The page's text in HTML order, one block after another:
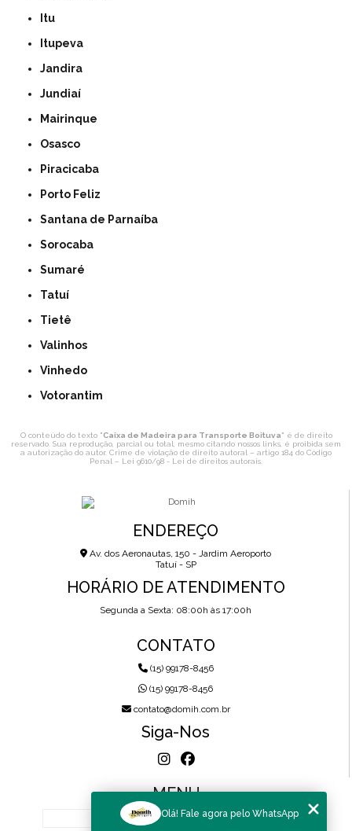
Itu
Itupeva
Jandira
Jundiaí
Mairinque
Osasco
Piracicaba
Porto Feliz
Santana de Parnaíba
Sorocaba
Sumaré
Tatuí
Tietê
Valinhos
Vinhedo
Votorantim
O conteúdo do texto "Caixa de Madeira para Transporte Boituva" é de direito
reservado. Sua reprodução, parcial ou total, mesmo citando nossos links, é proibida sem
a autorização do autor. Crime de violação de direito autoral – artigo 184 do Código
Penal – Lei 9610/98 - Lei de direitos autorais
ENDEREÇO
Av. dos Aeronautas, 150 - Jardim Aeroporto
Tatuí - SP
HORÁRIO DE ATENDIMENTO
Segunda a Sexta: 08:00h às 17:00h
CONTATO
(15) 99178-8456
(15) 99178-8456
contato@domih.com.br
Siga-Nos
MENU
HOME
Olá! Fale agora pelo WhatsApp